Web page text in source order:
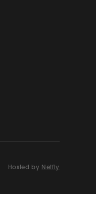
Hosted by Netfly